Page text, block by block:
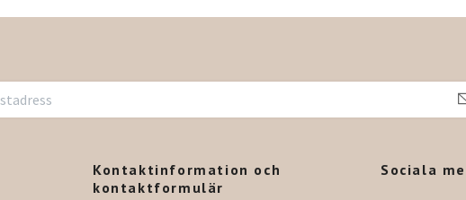
Kontaktinformation och
kontaktformulär
Sociala